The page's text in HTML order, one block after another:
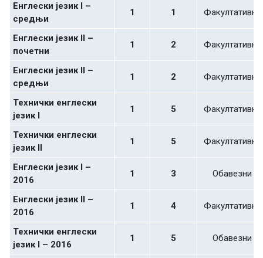
Енглески језик I –
средњи
1 1 Факултативни
Енглески језик II –
почетни
1 2 Факултативни
Енглески језик II –
средњи
1 2 Факултативни
Технички енглески
језик I
1 5 Факултативни
Технички енглески
језик II
1 5 Факултативни
Енглески језик I –
2016
1 3 Обавезни
Енглески језик II –
2016
1 4 Факултативни
Технички енглески
језик I – 2016
1 5 Обавезни